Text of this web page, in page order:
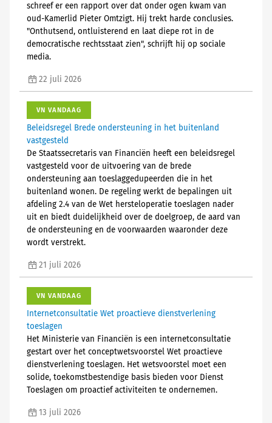
schreef er een rapport over dat onder ogen kwam van
oud-Kamerlid Pieter Omtzigt. Hij trekt harde conclusies.
"Onthutsend, ontluisterend en laat diepe rot in de
democratische rechtsstaat zien", schrijft hij op sociale
media.
22 juli 2026
VN VANDAAG
Beleidsregel Brede ondersteuning in het buitenland
vastgesteld
De Staatssecretaris van Financiën heeft een beleidsregel
vastgesteld voor de uitvoering van de brede
ondersteuning aan toeslaggedupeerden die in het
buitenland wonen. De regeling werkt de bepalingen uit
afdeling 2.4 van de Wet hersteloperatie toeslagen nader
uit en biedt duidelijkheid over de doelgroep, de aard van
de ondersteuning en de voorwaarden waaronder deze
wordt verstrekt.
21 juli 2026
VN VANDAAG
Internetconsultatie Wet proactieve dienstverlening
toeslagen
Het Ministerie van Financiën is een internetconsultatie
gestart over het conceptwetsvoorstel Wet proactieve
dienstverlening toeslagen. Het wetsvoorstel moet een
solide, toekomstbestendige basis bieden voor Dienst
Toeslagen om proactief activiteiten te ondernemen.
13 juli 2026